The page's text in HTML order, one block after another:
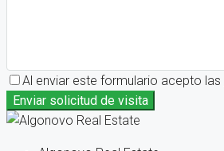
Al enviar este formulario acepto las
Enviar solicitud de visita